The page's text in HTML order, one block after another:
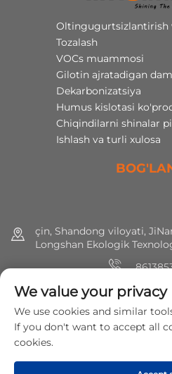
Oltingugurtsizlantirish
Tozalash
VOCs muammosi
Gilotin ajratadigan
Dekarbonizatsiya
Humus kislotasi
Chiqindilarni shinalar
Ishlash va turli xulosa
çin, Shandong viloyati,
Longshan Ekologik
+86 (0) 531
[email
Huquqlar hammasi saqlangan ©
We value your privacy
We use cookies and similar
If you don't want to accept all
cookies.